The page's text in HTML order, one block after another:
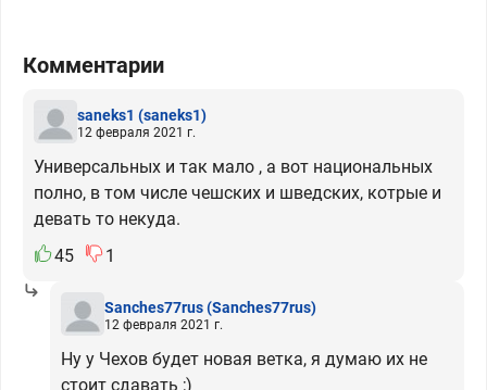
Комментарии
saneks1 (saneks1)
12 февраля 2021 г.
Универсальных и так мало , а вот национальных
полно, в том числе чешских и шведских, котрые и
девать то некуда.
45
1
Sanches77rus(Sanches77rus)
12 февраля 2021 г.
Ну у Чехов будет новая ветка, я думаю их не
стоит сдавать ;)